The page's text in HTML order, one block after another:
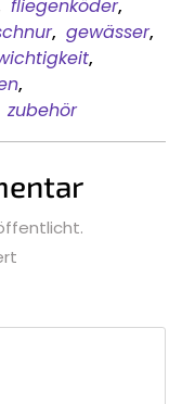
fliegenköder,
, gewässer,
,
,
zubehör